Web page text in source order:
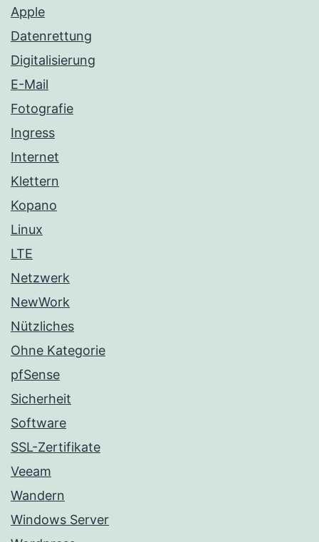
Apple
Datenrettung
Digitalisierung
E-Mail
Fotografie
Ingress
Internet
Klettern
Kopano
Linux
LTE
Netzwerk
NewWork
Nützliches
Ohne Kategorie
pfSense
Sicherheit
Software
SSL-Zertifikate
Veeam
Wandern
Windows Server